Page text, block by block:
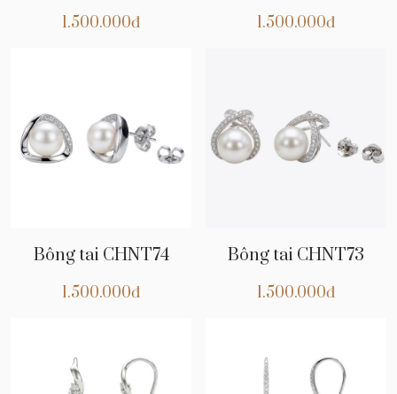
1.500.000đ 1.500.000đ
Bông tai CHNT74
1.500.000đ
Bông tai CHNT73
1.500.000đ